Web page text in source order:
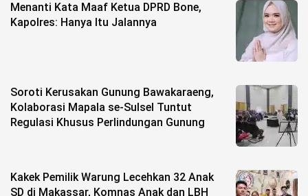
Menanti Kata Maaf Ketua DPRD Bone,
Kapolres: Hanya Itu Jalannya
Soroti Kerusakan Gunung Bawakaraeng,
Kolaborasi Mapala se-Sulsel Tuntut
Regulasi Khusus Perlindungan Gunung
Kakek Pemilik Warung Lecehkan 32 Anak
SD di Makassar, Komnas Anak dan LBH